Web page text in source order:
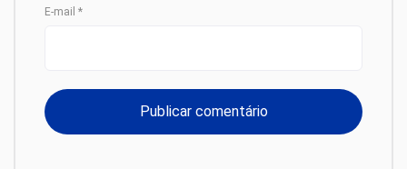
E-mail *